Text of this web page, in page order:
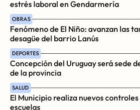
estrés laboral en Gendarmería
OBRAS
Fenómeno de El Niño: avanzan las
desagüe del barrio Lanús
DEPORTES
Concepción del Uruguay será sede
de la provincia
SALUD
El Municipio realiza nuevos controles
escuelas